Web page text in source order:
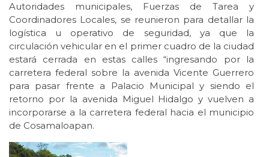
Autoridades municipales, Fuerzas de Tarea y
Coordinadores Locales, se reunieron para detallar la
logística u operativo de seguridad, ya que la
circulación vehicular en el primer cuadro de la ciudad
estará cerrada en estas calles “ingresando por la
carretera federal sobre la avenida Vicente Guerrero
para pasar frente a Palacio Municipal y siendo el
retorno por la avenida Miguel Hidalgo y vuelven a
incorporarse a la carretera federal hacia el municipio
de Cosamaloapan.